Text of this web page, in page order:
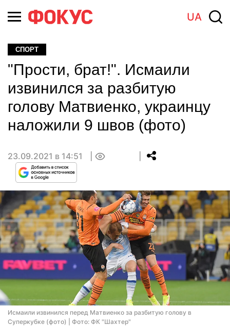
UA
СПОРТ
"Прости, брат!". Исмаили
извинился за разбитую
голову Матвиенко, украинцу
наложили 9 швов (фото)
23.09.2021 в 14:51
Исмаили извинился перед Матвиенко за разбитую голову в
Суперкубке (фото) | Фото: ФК "Шахтер"